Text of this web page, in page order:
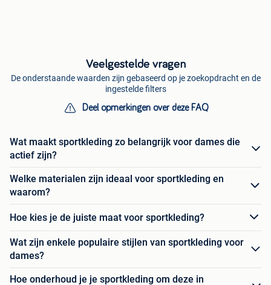
Veelgestelde vragen
De onderstaande waarden zijn gebaseerd op je zoekopdracht en de
ingestelde filters
Deel opmerkingen over deze FAQ
Wat maakt sportkleding zo belangrijk voor dames die
actief zijn?
Welke materialen zijn ideaal voor sportkleding en
waarom?
Hoe kies je de juiste maat voor sportkleding?
Wat zijn enkele populaire stijlen van sportkleding voor
dames?
Hoe onderhoud je je sportkleding om deze in